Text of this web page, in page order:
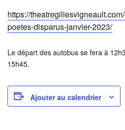
https://
poetes-disparus-janvier-2023/
Le départ des autobus se fera à
15h45.
Ajouter au calendrier